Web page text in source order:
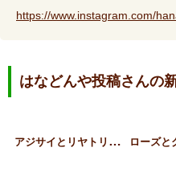
https://www.instagram.com/
はなどんや投稿さんの
ア
ジサイとリヤトリス、草花…